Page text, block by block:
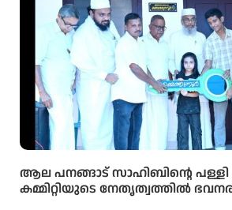
ആല പനങ്ങാട് സാഹിബിൻ്റെ പള്ളി
കമ്മിറ്റിയുടെ നേതൃത്വത്തിൽ ഭവനരഹിതരില്ലാത്ത